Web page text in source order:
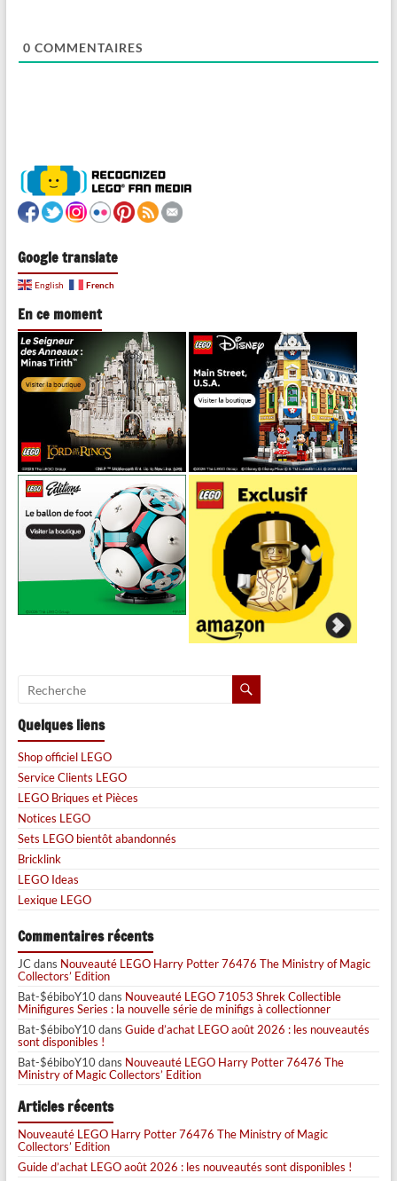
0 COMMENTAIRES
Google translate
English French
En ce moment
Quelques liens
Shop officiel LEGO
Service Clients LEGO
LEGO Briques et Pièces
Notices LEGO
Sets LEGO bientôt abandonnés
Bricklink
LEGO Ideas
Lexique LEGO
Commentaires récents
JCdans Nouveauté LEGO Harry Potter 76476 The Ministry of Magic
Collectors’ Edition
Bat-$ébiboY10dans Nouveauté LEGO 71053 Shrek Collectible
Minifigures Series : la nouvelle série de minifigs à collectionner
Bat-$ébiboY10dans Guide d’achat LEGO août 2026 : les nouveautés
sont disponibles !
Bat-$ébiboY10dans Nouveauté LEGO Harry Potter 76476 The
Ministry of Magic Collectors’ Edition
Articles récents
Nouveauté LEGO Harry Potter 76476 The Ministry of Magic
Collectors’ Edition
Guide d’achat LEGO août 2026 : les nouveautés sont disponibles !